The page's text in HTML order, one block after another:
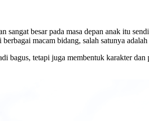
besar pada masa depan anak itu
macam bidang, salah satunya
bagus, tetapi juga membentuk karakter